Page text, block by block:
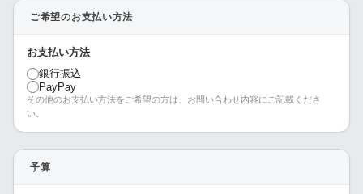
ご希望のお支払い方法
お支払い方法
銀行振込
PayPay
その他のお支払い方法をご希望の方は、お問い合わせ内容にご記載くださ
い。
予算